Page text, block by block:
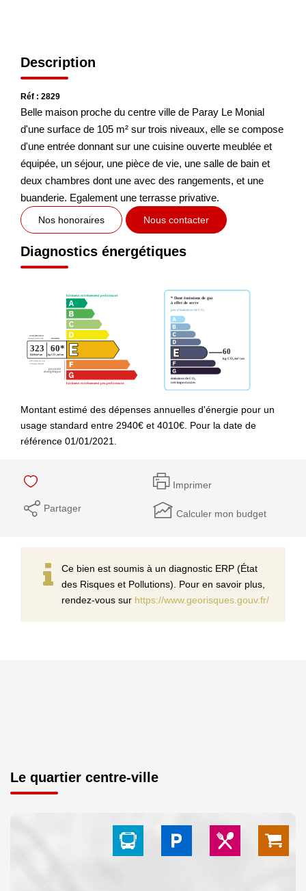
Extranet Gestion
Mon Compte Transaction
Description
Réf : 2829
Belle maison proche du centre ville de Paray Le Monial
d'une surface de 105 m² sur trois niveaux, elle se compose
d'une entrée donnant sur une cuisine ouverte meublée et
équipée, un séjour, une pièce de vie, une salle de bain et
deux chambres dont une avec des rangements, et une
buanderie. Egalement une terrasse privative.
Nos honoraires Nous contacter
Diagnostics énergétiques
Montant estimé des dépenses annuelles d'énergie pour un
usage standard entre 2940€ et 4010€. Pour la date de
référence 01/01/2021.
Imprimer
Partager Calculer mon budget
Ce bien est soumis à un diagnostic ERP (État
des Risques et Pollutions). Pour en savoir plus,
rendez-vous sur https://www.georisques.gouv.fr/
Le quartier centre-ville